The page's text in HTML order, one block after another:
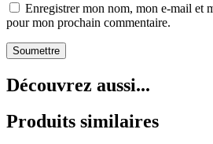
Enregistrer mon nom, mon e-mail et
pour mon prochain commentaire.
Découvrez aussi...
Produits similaires